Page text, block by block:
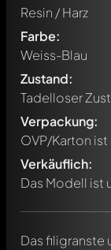
Resin / Harz
Farbe:
Weiss-Blau
Zustand:
Tadelloser
Verpackung:
OVP/Karton
Verkäuflich:
Das Modell ist
Das